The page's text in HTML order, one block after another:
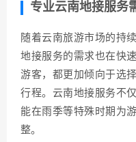
专业云南地接服务
随着云南旅游市场的持
地接服务的需求也在快
游客，都更加倾向于选
行程。云南地接服务不
能在雨季等特殊时期为
整。